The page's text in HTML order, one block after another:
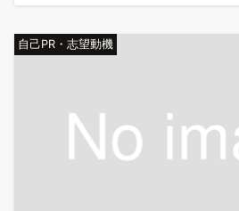
自己PR・志望動機